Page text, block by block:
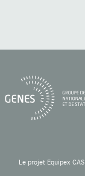
Le projet Equipex